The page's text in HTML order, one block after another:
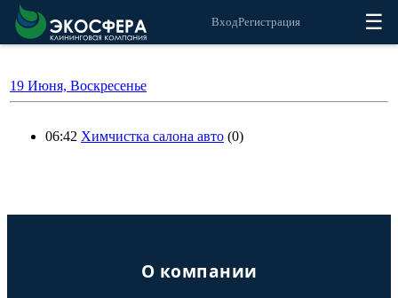
ВходРегистрация ☰
19 Июня, Воскресенье
06:42 Химчистка салона авто (0)
О компании